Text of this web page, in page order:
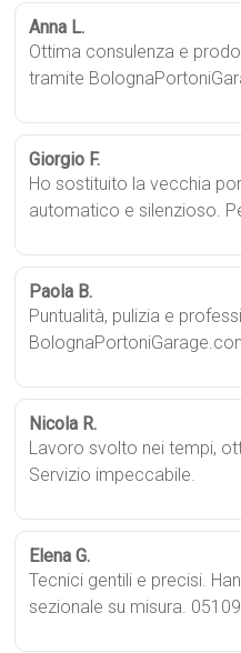
Anna L.
Ottima consulenza e
tramite
Giorgio F.
Ho sostituito la vecchia
automatico e silenzioso.
Paola B.
Puntualità, pulizia e
Nicola R.
Lavoro svolto nei tempi,
Servizio impeccabile.
Elena G.
Tecnici gentili e precisi.
sezionale su misura.